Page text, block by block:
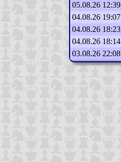
05.08.26 12:39
04.08.26 19:07
04.08.26 18:23
04.08.26 18:14
03.08.26 22:08